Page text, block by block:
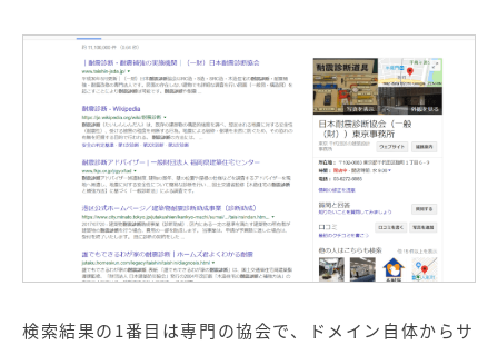
検索結果の1番目は専門の協会で、ドメイン自体からサ